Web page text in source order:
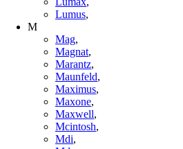
Lumus,
M
Mag,
Magnat,
Marantz,
Maunfeld,
Maximus,
Maxone,
Maxwell,
Mcintosh,
Mdi,